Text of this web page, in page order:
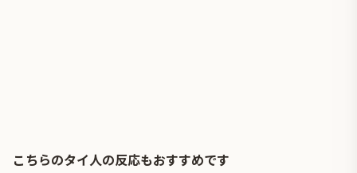
こちらのタイ人の反応もおすすめです